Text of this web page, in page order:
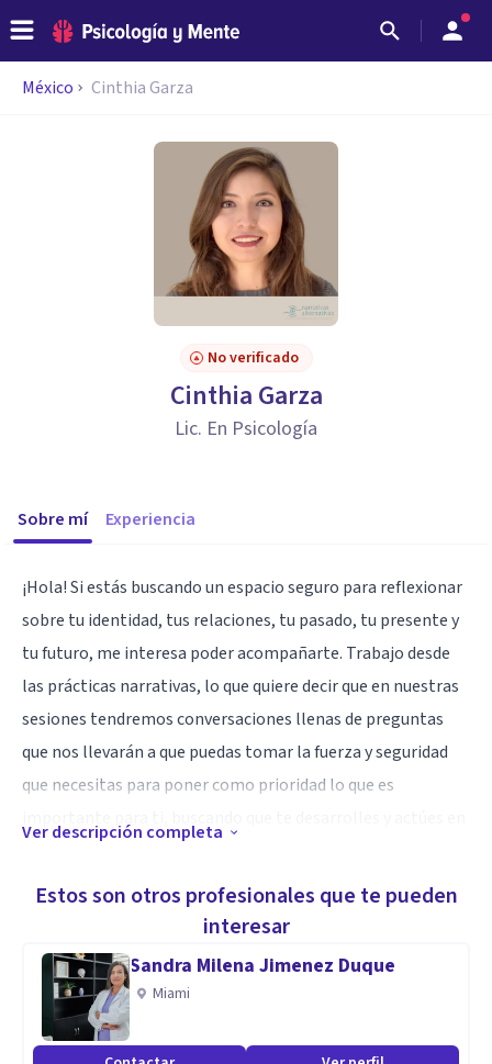
México Cinthia Garza
No verificado
Cinthia Garza
Lic. En Psicología
Sobre mí Experiencia
¡Hola! Si estás buscando un espacio seguro para reflexionar
sobre tu identidad, tus relaciones, tu pasado, tu presente y
tu futuro, me interesa poder acompañarte. Trabajo desde
las prácticas narrativas, lo que quiere decir que en nuestras
sesiones tendremos conversaciones llenas de preguntas
que nos llevarán a que puedas tomar la fuerza y seguridad
que necesitas para poner como prioridad lo que es
Si tienes alguna duda sobre cómo es el trabajo, podemos
reunirnos en una videollamada de 15 minutos para
resolverlas. ¡Te espero!
Aptitudes
Sesiones online vía Zoom
Ver descripción completa
Estos son otros profesionales que te pueden
interesar
Sandra Milena Jimenez Duque
Miami